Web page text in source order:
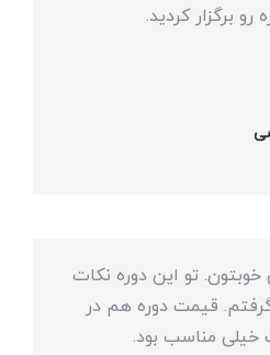
برگزار کردید.
خوبتون. تو این دوره نکات
قیمت دوره هم در
خیلی مناسب بود.